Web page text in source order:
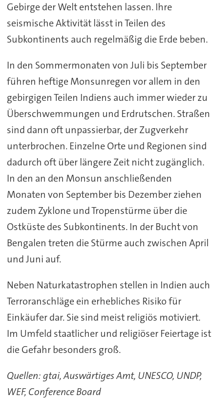
Gebirge der Welt entstehen lassen. Ihre
seismische Aktivität lässt in Teilen des
Subkontinents auch regelmäßig die Erde beben.
In den Sommermonaten von Juli bis September
führen heftige Monsunregen vor allem in den
gebirgigen Teilen Indiens auch immer wieder zu
Überschwemmungen und Erdrutschen. Straßen
sind dann oft unpassierbar, der Zugverkehr
unterbrochen. Einzelne Orte und Regionen sind
dadurch oft über längere Zeit nicht zugänglich.
In den an den Monsun anschließenden
Monaten von September bis Dezember ziehen
zudem Zyklone und Tropenstürme über die
Ostküste des Subkontinents. In der Bucht von
Bengalen treten die Stürme auch zwischen April
und Juni auf.
Neben Naturkatastrophen stellen in Indien auch
Terroranschläge ein erhebliches Risiko für
Einkäufer dar. Sie sind meist religiös motiviert.
Im Umfeld staatlicher und religiöser Feiertage ist
die Gefahr besonders groß.
Quellen: gtai, Auswärtiges Amt, UNESCO, UNDP,
WEF, Conference Board